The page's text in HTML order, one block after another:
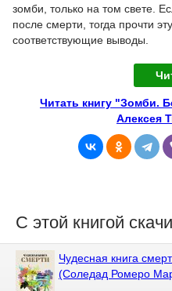
зомби, только на том свете.
после смерти, тогда прочти
соответствующие выводы.
Читать книгу "Зомби.
Алексея
С этой книгой
Чудесная книга
(Соледад Ромеро